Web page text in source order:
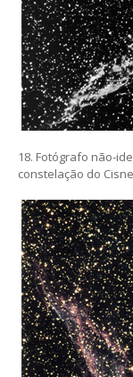
18. Fotógrafo não-
constelação do